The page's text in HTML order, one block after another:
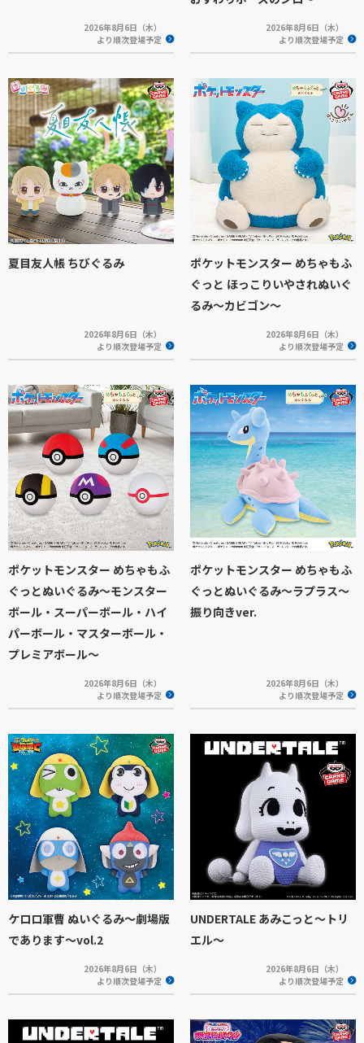
2026年8月6日（木）
より順次登場予定
2026年8月6日（木）
より順次登場予定
夏目友人帳 ちびぐるみ
2026年8月6日（木）
より順次登場予定
ポケットモンスター めちゃもふ
ぐっと ほっこりいやされぬいぐ
るみ～カビゴン～
2026年8月6日（木）
より順次登場予定
ポケットモンスター めちゃもふ
ぐっとぬいぐるみ～モンスター
ボール・スーパーボール・ハイ
パーボール・マスターボール・
プレミアボール～
2026年8月6日（木）
より順次登場予定
ポケットモンスター めちゃもふ
ぐっとぬいぐるみ～ラプラス～
振り向きver.
2026年8月6日（木）
より順次登場予定
ケロロ軍曹 ぬいぐるみ～劇場版
であります～vol.2
2026年8月6日（木）
より順次登場予定
UNDERTALE あみこっと～トリ
エル～
2026年8月6日（木）
より順次登場予定